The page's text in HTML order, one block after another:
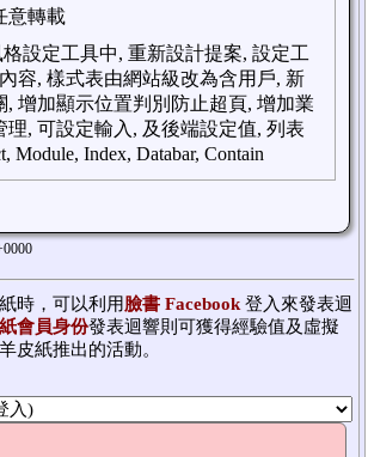
意轉載
設定工具中, 重新設計提案, 設定工
容, 樣式表由網站級改為含用戶, 新
, 增加顯示位置判別防止超頁, 增加業
理, 可設定輸入, 及後端設定值, 列表
Module, Index, Databar, Contain
時，可以利用臉書 Facebook登入來發表迴
會員身份發表迴響則可獲得經驗值及虛擬
皮紙推出的活動。